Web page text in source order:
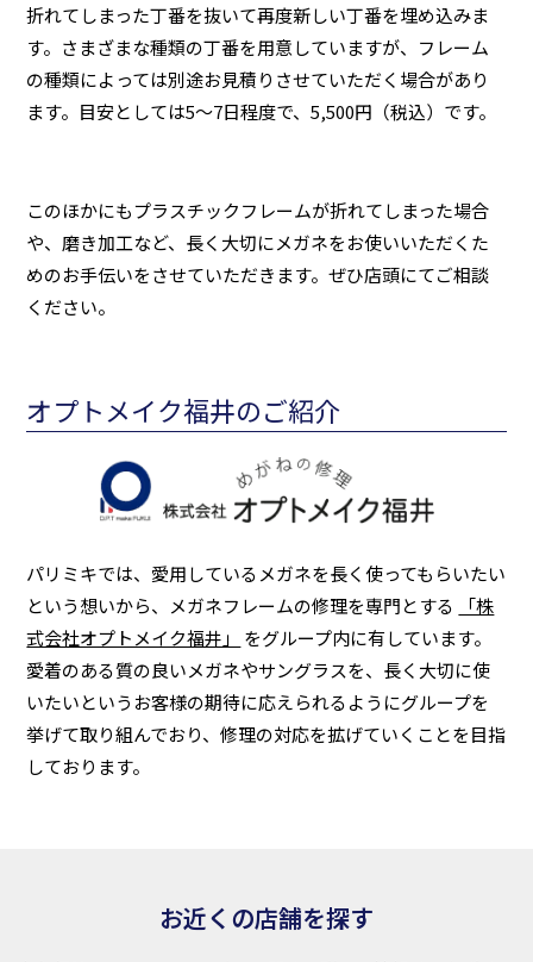
折れてしまった丁番を抜いて再度新しい丁番を埋め込みま
す。さまざまな種類の丁番を用意していますが、フレーム
の種類によっては別途お見積りさせていただく場合があり
ます。目安としては5～7日程度で、5,500円（税込）です。
このほかにもプラスチックフレームが折れてしまった場合
や、磨き加工など、長く大切にメガネをお使いいただくた
めのお手伝いをさせていただきます。ぜひ店頭にてご相談
ください。
オプトメイク福井のご紹介
パリミキでは、愛用しているメガネを長く使ってもらいたい
という想いから、メガネフレームの修理を専門とする
「株
式会社オプトメイク福井」
をグループ内に有しています。
愛着のある質の良いメガネやサングラスを、長く大切に使
いたいというお客様の期待に応えられるようにグループを
挙げて取り組んでおり、修理の対応を拡げていくことを目指
しております。
お近くの店舗を探す